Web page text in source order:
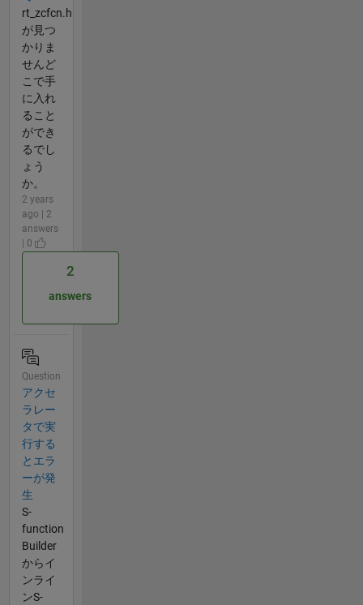
rt_zcfcn.h
が見つ
かりま
せんど
こで手
に入れ
ること
ができ
るでし
ょう
か。
2 years
ago | 2
answers
| 0
2
answers
Question
アクセ
ラレー
タで実
行する
とエラ
ーが発
生
S-
function
Builder
からイ
ンライ
ンS-